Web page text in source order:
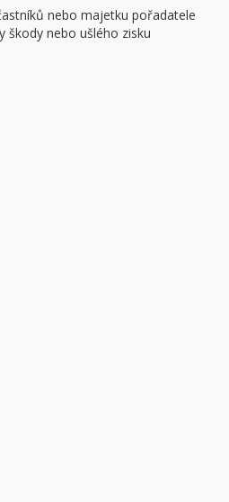
nebo majetku pořadatele
nebo ušlého zisku